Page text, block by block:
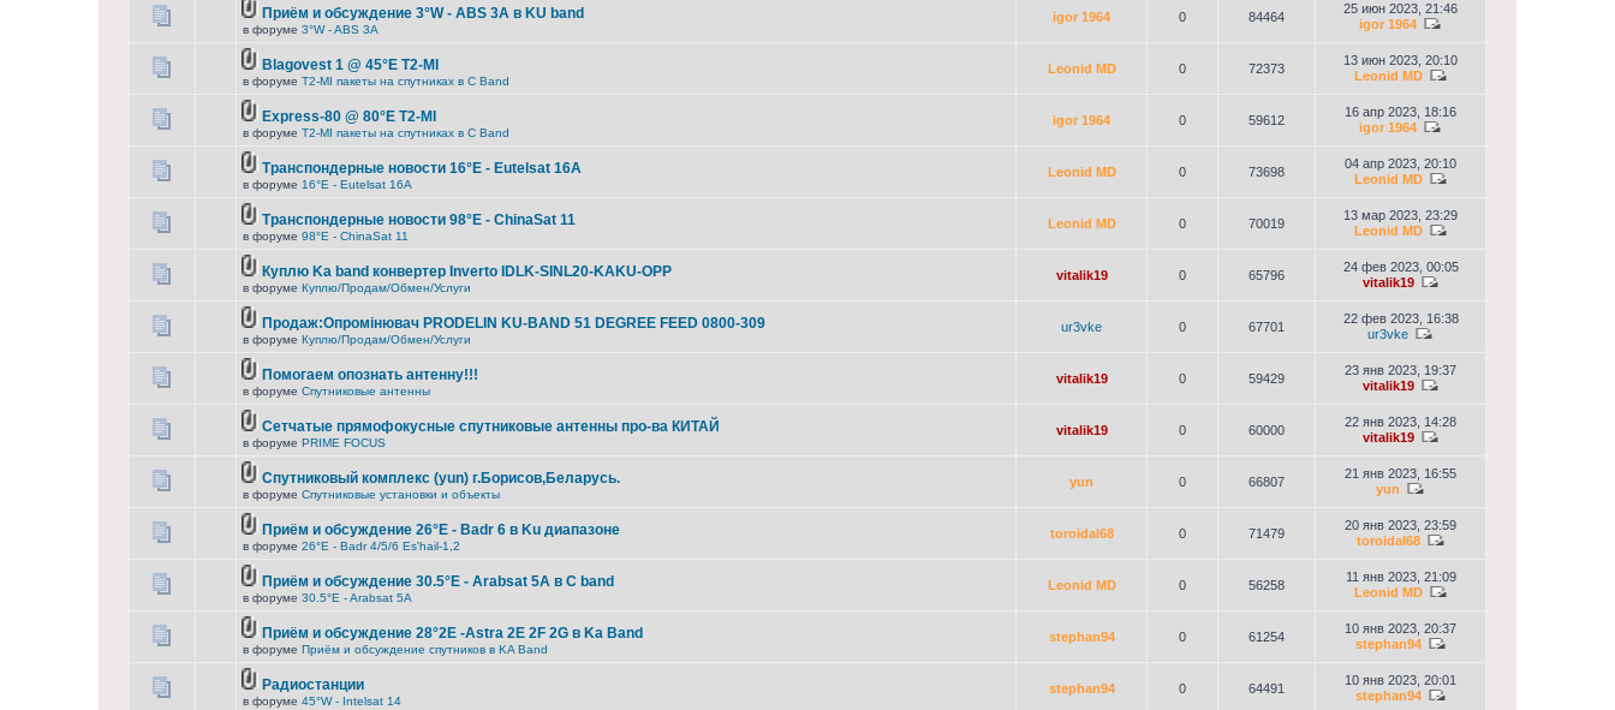
Приём и обсуждение 3°W - ABS 3A в KU band
в форуме 3°W - ABS 3A
igor 1964 0 84464
25 июн 2023, 21:46
igor 1964
Blagovest 1 @ 45°E T2-MI
в форуме T2-MI пакеты на спутниках в С Band
Leonid MD 0 72373
13 июн 2023, 20:10
Leonid MD
Express-80 @ 80°E T2-MI
в форуме T2-MI пакеты на спутниках в С Band
igor 1964 0 59612
16 апр 2023, 18:16
igor 1964
Транспондерные новости 16°E - Eutelsat 16A
в форуме 16°E - Eutelsat 16A
Leonid MD 0 73698
04 апр 2023, 20:10
Leonid MD
Транспондерные новости 98°E - ChinaSat 11
в форуме 98°E - ChinaSat 11
Leonid MD 0 70019
13 мар 2023, 23:29
Leonid MD
Куплю Ka band конвертер Inverto IDLK-SINL20-KAKU-OPP
в форуме Куплю/Продам/Обмен/Услуги
vitalik19 0 65796
24 фев 2023, 00:05
vitalik19
Продаж:Опромінювач PRODELIN KU-BAND 51 DEGREE FEED 0800-309
в форуме Куплю/Продам/Обмен/Услуги
ur3vke 0 67701
22 фев 2023, 16:38
ur3vke
Помогаем опознать антенну!!!
в форуме Спутниковые антенны
vitalik19 0 59429
23 янв 2023, 19:37
vitalik19
Сетчатые прямофокусные спутниковые антенны про-ва КИТАЙ
в форуме PRIME FOCUS
vitalik19 0 60000
22 янв 2023, 14:28
vitalik19
Спутниковый комплекс (yun) г.Борисов,Беларусь.
в форуме Спутниковые установки и объекты
yun 0 66807
21 янв 2023, 16:55
yun
Приём и обсуждение 26°E - Badr 6 в Ku диапазоне
в форуме 26°E - Badr 4/5/6 Es'hail-1,2
toroidal68 0 71479
20 янв 2023, 23:59
toroidal68
Приём и обсуждение 30.5°E - Arabsat 5A в C band
в форуме 30.5°E - Arabsat 5A
Leonid MD 0 56258
11 янв 2023, 21:09
Leonid MD
Приём и обсуждение 28°2E -Astra 2E 2F 2G в Ka Band
в форуме Приём и обсуждение спутников в KA Band
stephan94 0 61254
10 янв 2023, 20:37
stephan94
Радиостанции
в форуме 45°W - Intelsat 14
stephan94 0 64491
10 янв 2023, 20:01
stephan94